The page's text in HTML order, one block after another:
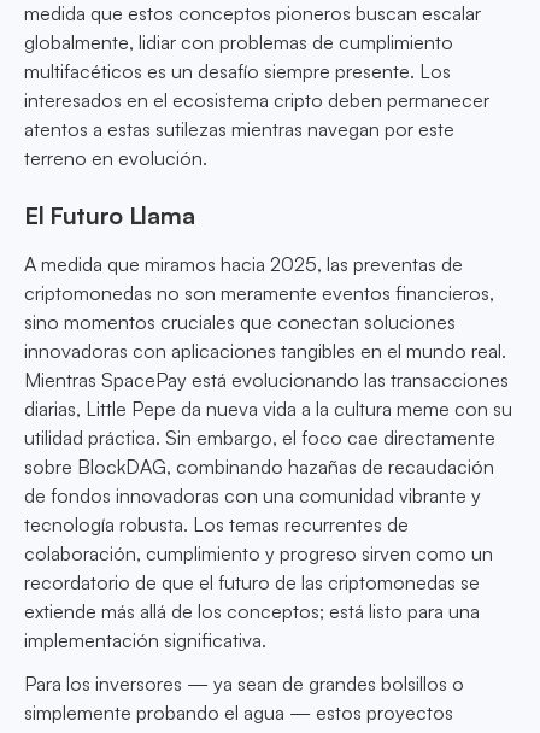
medida que estos conceptos pioneros buscan escalar
globalmente, lidiar con problemas de cumplimiento
multifacéticos es un desafío siempre presente. Los
interesados en el ecosistema cripto deben permanecer
atentos a estas sutilezas mientras navegan por este
terreno en evolución.
El Futuro Llama
A medida que miramos hacia 2025, las preventas de
criptomonedas no son meramente eventos financieros,
sino momentos cruciales que conectan soluciones
innovadoras con aplicaciones tangibles en el mundo real.
Mientras SpacePay está evolucionando las transacciones
diarias, Little Pepe da nueva vida a la cultura meme con su
utilidad práctica. Sin embargo, el foco cae directamente
sobre BlockDAG, combinando hazañas de recaudación
de fondos innovadoras con una comunidad vibrante y
tecnología robusta. Los temas recurrentes de
colaboración, cumplimiento y progreso sirven como un
recordatorio de que el futuro de las criptomonedas se
extiende más allá de los conceptos; está listo para una
implementación significativa.
Para los inversores — ya sean de grandes bolsillos o
simplemente probando el agua — estos proyectos